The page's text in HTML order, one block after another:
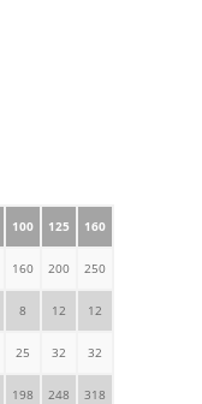
100 125 160
160 200 250
8 12 12
25 32 32
198 248 318